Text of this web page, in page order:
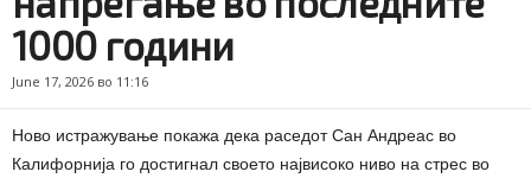
1000 години
June 17, 2026 во 11:16
Ново истражување покажа дека раседот Сан Андреас во
Калифорнија го достигнал своето највисоко ниво на стрес во